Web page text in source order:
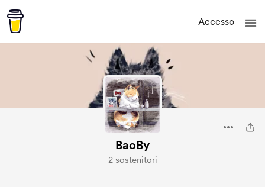
Accesso
BaoBy
2 sostenitori